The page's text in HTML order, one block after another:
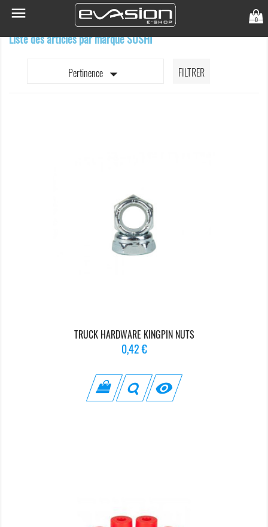
 0
Liste des articles par marque SUSHI
Pertinence  FILTRER
TRUCK HARDWARE KINGPIN NUTS
Prix
0,42 €
